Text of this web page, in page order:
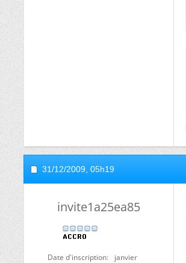
31/12/2009, 05h19
invite1a25ea85
Date d'inscription
janvier